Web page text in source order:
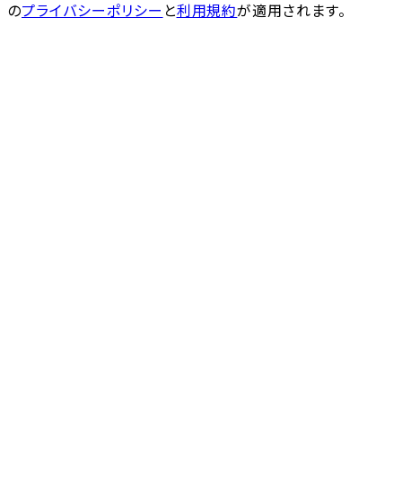
のプライバシーポリシー と利用規約が適用されます。